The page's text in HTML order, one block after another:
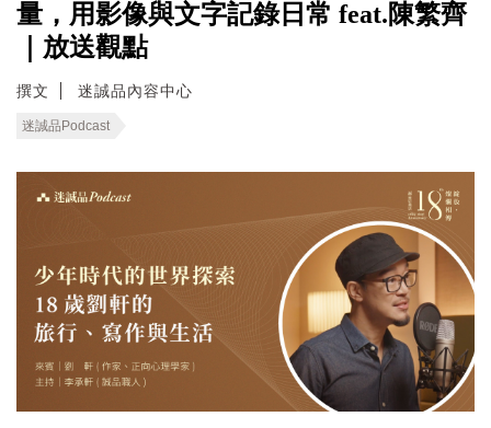
量，用影像與文字記錄日常 feat.陳繁齊
｜放送觀點
撰文 迷誠品內容中心
迷誠品Podcast